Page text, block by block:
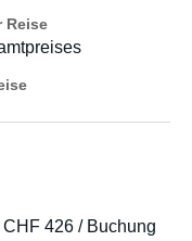
Reise
CHF 426 / Buchung